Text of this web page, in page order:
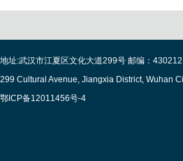
地址:武汉市江夏区文化大道299号 邮编：430212
299 Cultural Avenue, Jiangxia District, Wuhan
鄂ICP备12011456号-4